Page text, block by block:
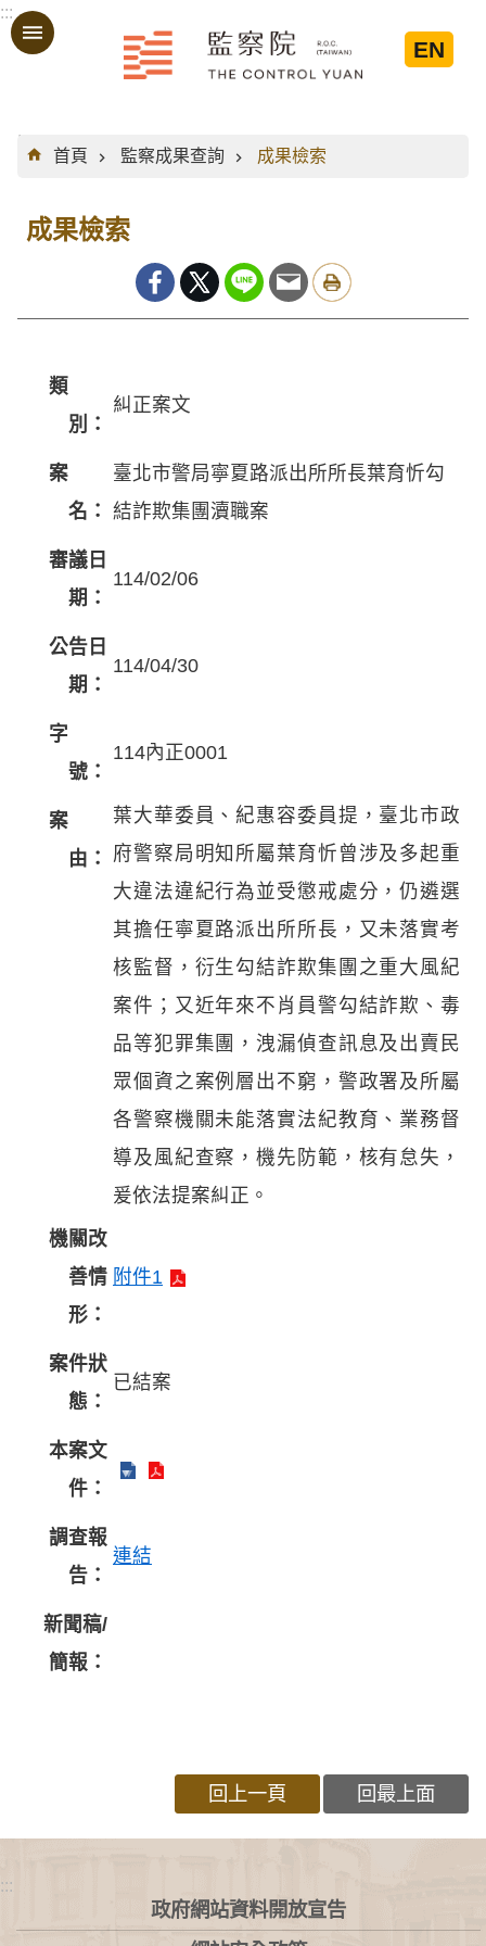
跳到主要內容區塊
:::
EN
:::
首頁
監察成果查詢 成果檢索
成果檢索
類
別：
糾正案文
案
名：
臺北市警局寧夏路派出所所長葉育忻勾
結詐欺集團瀆職案
審議日
期：
114/02/06
公告日
期：
114/04/30
字
號：
114內正0001
案
由：
葉大華委員、紀惠容委員提，臺北市政
府警察局明知所屬葉育忻曾涉及多起重
大違法違紀行為並受懲戒處分，仍遴選
其擔任寧夏路派出所所長，又未落實考
核監督，衍生勾結詐欺集團之重大風紀
案件；又近年來不肖員警勾結詐欺、毒
品等犯罪集團，洩漏偵查訊息及出賣民
眾個資之案例層出不窮，警政署及所屬
各警察機關未能落實法紀教育、業務督
導及風紀查察，機先防範，核有怠失，
爰依法提案糾正。
機關改
善情
形：
附件1
案件狀
態：
已結案
本案文
件：
調查報
告：
連結
新聞稿/
簡報：
回上一頁 回最上面
:::
政府網站資料開放宣告